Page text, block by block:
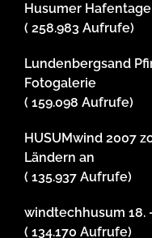
Husumer
( 258.983 Aufrufe)
Lundenbergsand
Fotogalerie
( 159.098 Aufrufe)
HUSUMwind 2007
Ländern an
( 135.937 Aufrufe)
windtechhusum 18.
( 134.170 Aufrufe)